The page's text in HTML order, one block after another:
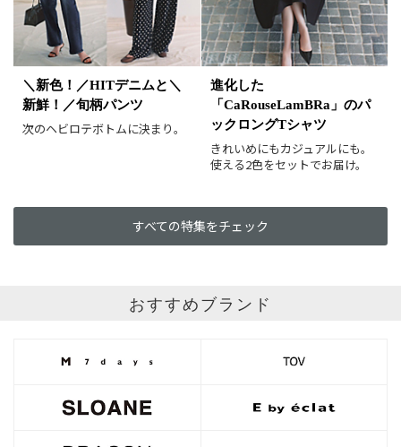
＼新色！／HITデニムと＼
新鮮！／旬柄パンツ
次のヘビロテボトムに決まり。
進化した
「CaRouseLamBRa」のパ
ックロングTシャツ
きれいめにもカジュアルにも。
使える2色をセットでお届け。
すべての特集をチェック
おすすめブランド